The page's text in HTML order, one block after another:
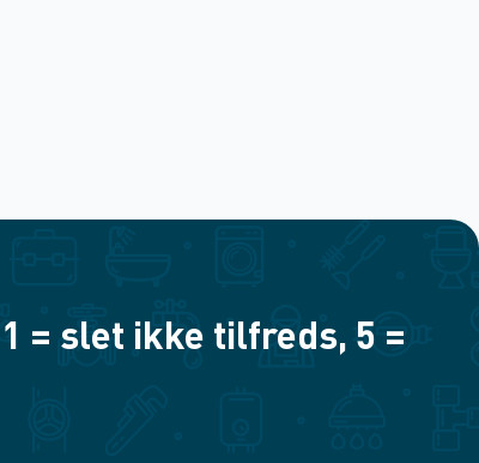
= slet ikke tilfreds, 5 =